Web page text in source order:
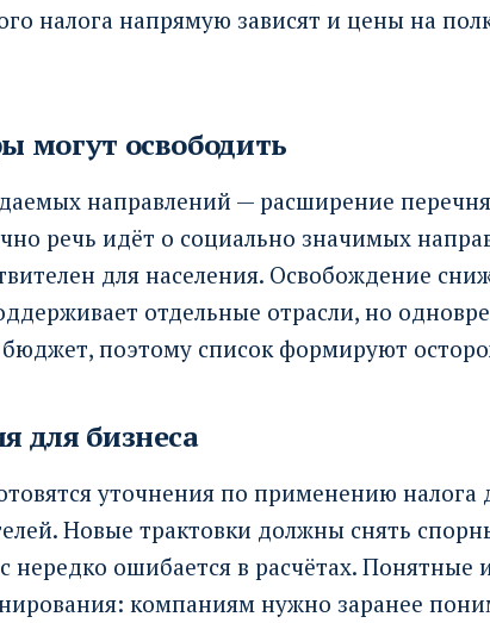
налога напрямую зависят и цены на
могут освободить
направлений — расширение
речь идёт о социально значимых
для населения. Освобождение
отдельные отрасли, но
бюджет, поэтому список формируют
для бизнеса
уточнения по применению налога
Новые трактовки должны снять
нередко ошибается в расчётах. Понятные
компаниям нужно заранее